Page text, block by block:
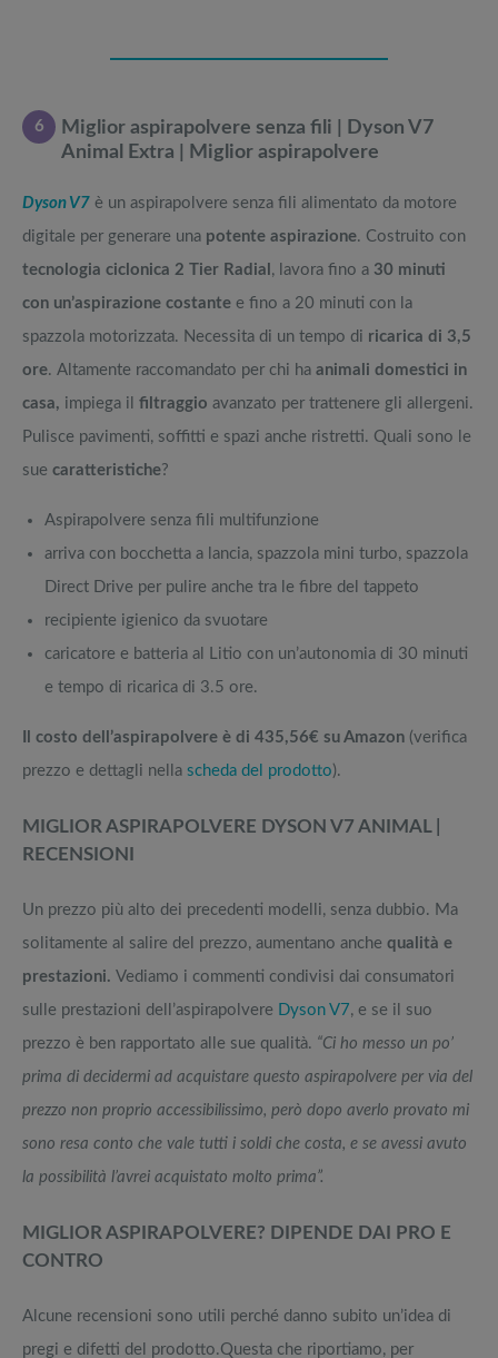
6
Miglior aspirapolvere senza fili | Dyson V7
Animal Extra | Miglior aspirapolvere
Dyson V7 è un aspirapolvere senza fili alimentato da motore
digitale per generare una potente aspirazione. Costruito con
tecnologia ciclonica 2 Tier Radial , lavora fino a 30 minuti
con un’aspirazione costante e fino a 20 minuti con la
spazzola motorizzata. Necessita di un tempo di ricarica di 3,5
ore. Altamente raccomandato per chi ha animali domestici in
casa, impiega il filtraggio avanzato per trattenere gli allergeni.
Pulisce pavimenti, soffitti e spazi anche ristretti. Quali sono le
sue caratteristiche?
Aspirapolvere senza fili multifunzione
arriva con bocchetta a lancia, spazzola mini turbo, spazzola
Direct Drive per pulire anche tra le fibre del tappeto
recipiente igienico da svuotare
caricatore e batteria al Litio con un’autonomia di 30 minuti
e tempo di ricarica di 3.5 ore.
Il costo dell’aspirapolvere è di 435,56€ su Amazon (verifica
prezzo e dettagli nella scheda del prodotto).
MIGLIOR ASPIRAPOLVERE DYSON V7 ANIMAL |
RECENSIONI
Un prezzo più alto dei precedenti modelli, senza dubbio. Ma
solitamente al salire del prezzo, aumentano anche qualità e
prestazioni. Vediamo i commenti condivisi dai consumatori
sulle prestazioni dell’aspirapolvere
Dyson V7, e se il suo
prezzo è ben rapportato alle sue qualità. “Ci ho messo un po’
prima di decidermi ad acquistare questo aspirapolvere per via del
prezzo non proprio accessibilissimo, però dopo averlo provato mi
sono resa conto che vale tutti i soldi che costa, e se avessi avuto
la possibilità l’avrei acquistato molto prima”.
MIGLIOR ASPIRAPOLVERE? DIPENDE DAI PRO E
CONTRO
Alcune recensioni sono utili perché danno subito un’idea di
pregi e difetti del prodotto.Questa che riportiamo, per